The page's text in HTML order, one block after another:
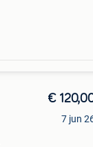
€
7 jun